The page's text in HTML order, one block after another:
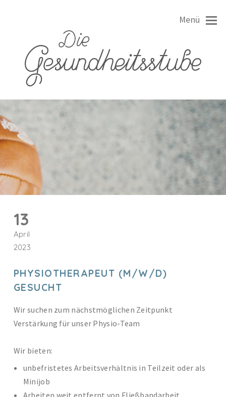
Menü
13
April
2023
PHYSIOTHERAPEUT (M/W/D)
GESUCHT
Wir suchen zum nächstmöglichen Zeitpunkt
Verstärkung für unser Physio-Team
Wir bieten:
unbefristetes Arbeitsverhältnis in Teilzeit oder als
Minijob